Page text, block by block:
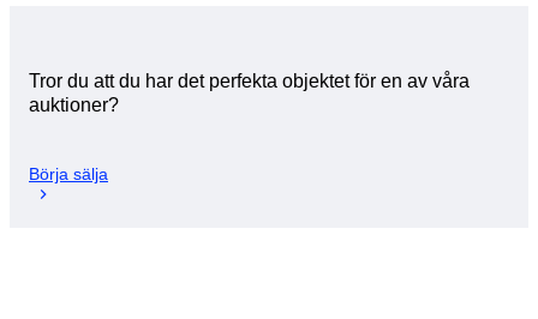
Tror du att du har det perfekta objektet för en av våra
auktioner?
Börja sälja